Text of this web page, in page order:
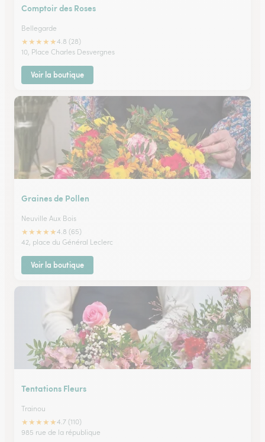
Comptoir des Roses
Bellegarde
★★★★★4.8 (28)
10, Place Charles Desvergnes
Voir la boutique
Graines de Pollen
Neuville Aux Bois
★★★★★4.8 (65)
42, place du Général Leclerc
Voir la boutique
Tentations Fleurs
Trainou
★★★★★4.7 (110)
985 rue de la république